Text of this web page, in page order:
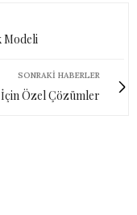
Modeli
SONRAKI HABERLER
İçin Özel Çözümler